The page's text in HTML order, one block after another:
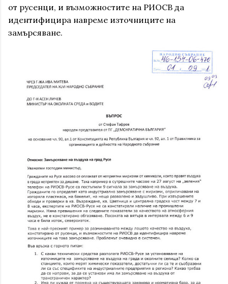
от русенци, и възможностите на РИОСВ да
идентифицира навреме източниците на
замърсяване.